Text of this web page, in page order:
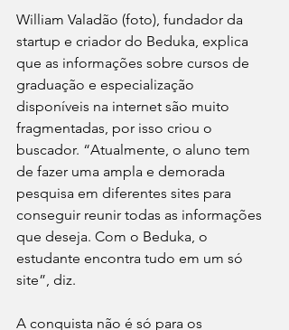
William Valadão (foto), fundador da
startup e criador do Beduka, explica
que as informações sobre cursos de
graduação e especialização
disponíveis na internet são muito
fragmentadas, por isso criou o
buscador. “Atualmente, o aluno tem
de fazer uma ampla e demorada
pesquisa em diferentes sites para
conseguir reunir todas as informações
que deseja. Com o Beduka, o
estudante encontra tudo em um só
site”, diz.
A conquista não é só para os